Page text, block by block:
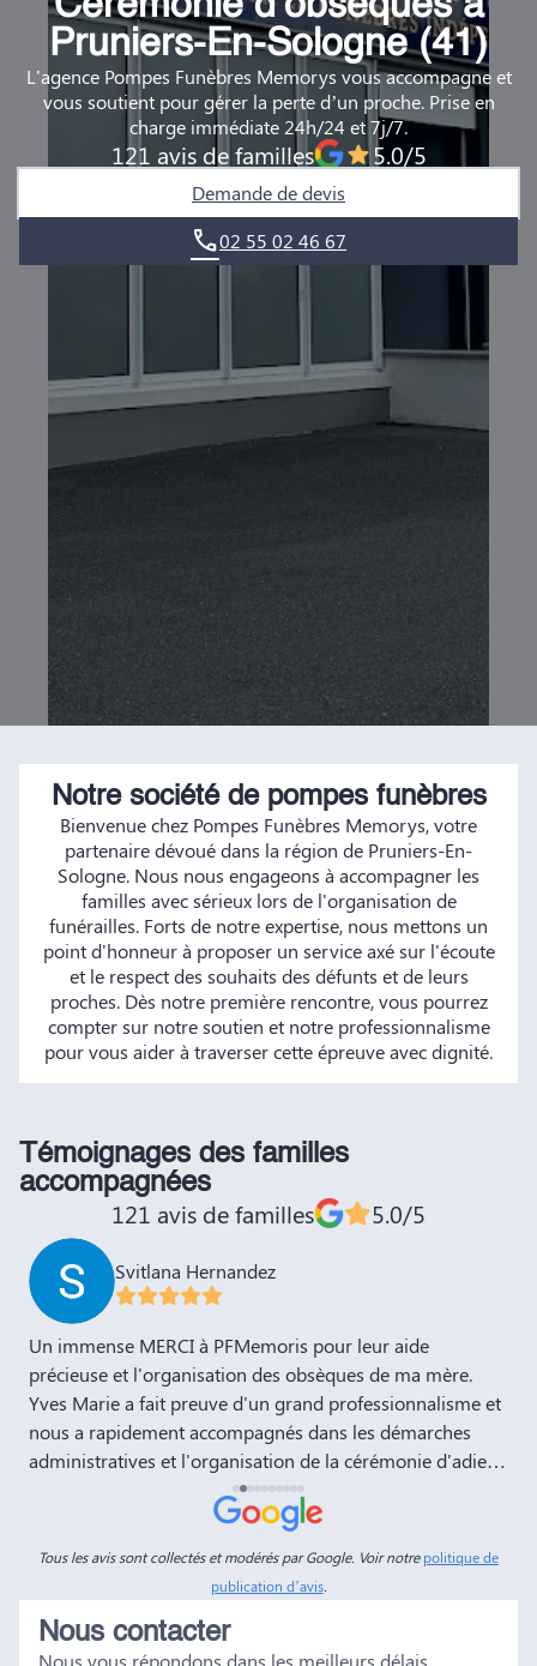
DEMANDE DE RENDEZ-VOUS EN AGENCE
QUI SOMMES-NOUS ?
NOUS REJOINDRE
Pruniers-En-Sologne (41)
L'agence Pompes Funèbres Memorys vous accompagne et
vous soutient pour gérer la perte d’un proche. Prise en
charge immédiate 24h/24 et 7j/7.
121 avis de familles 5.0/5
Demande de devis
02 55 02 46 67
Notre société de pompes funèbres
Bienvenue chez Pompes Funèbres Memorys, votre
partenaire dévoué dans la région de Pruniers-En-
Sologne. Nous nous engageons à accompagner les
familles avec sérieux lors de l'organisation de
funérailles. Forts de notre expertise, nous mettons un
point d'honneur à proposer un service axé sur l'écoute
et le respect des souhaits des défunts et de leurs
proches. Dès notre première rencontre, vous pourrez
compter sur notre soutien et notre professionnalisme
pour vous aider à traverser cette épreuve avec dignité.
Témoignages des familles
accompagnées
121 avis de familles 5.0/5
Svitlana Hernandez
Un immense MERCI à PFMemoris pour leur aide
précieuse et l'organisation des obsèques de ma mère.
Yves Marie a fait preuve d'un grand professionnalisme et
nous a rapidement accompagnés dans les démarches
administratives et l'organisation de la cérémonie d'adieu.
Nous souhaitons à votre entreprise prospérité et succès
et la recommandons vivement à tous nos amis et
connaissances. Dans ces moments de deuil, des
personnes comme Yves Marie et Dimitry sont d'un grand
réconfort, et c'est un véritable soulagement de savoir que
tout a été fait dans les règles. Tous nos vœux de réussite à
Tous les avis sont collectés et modérés par Google. Voir notrepolitique de
publication d’avis.
Nous contacter
Nous vous répondons dans les meilleurs délais